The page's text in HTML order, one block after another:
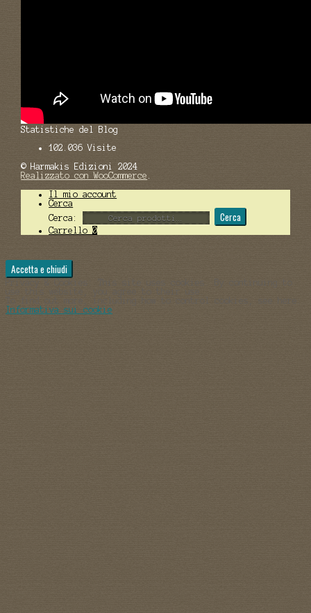
Statistiche del Blog
102.036 Visite
© Harmakis Edizioni 2024
Realizzato con WooCommerce
Il mio account
Cerca
Cerca:
Cerca
Carrello0
Informativa sui cookie